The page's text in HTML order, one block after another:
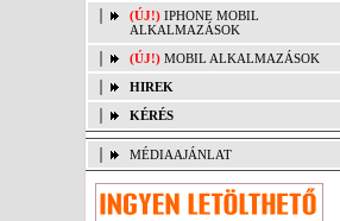
(ÚJ!) IPHONE MOBIL
ALKALMAZÁSOK
(ÚJ!) MOBIL ALKALMAZÁSOK
HIREK
KÉRÉS
MÉDIAAJÁNLAT